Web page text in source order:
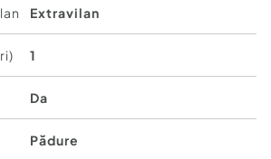
în apropiere: La Busuri Camp,
cu Cristale (Mina Farcu).
Extravilan
1
Da
Pădure